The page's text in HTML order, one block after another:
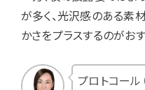
が多く、光沢感のある素
かさをプラスするのがお
プロトコール